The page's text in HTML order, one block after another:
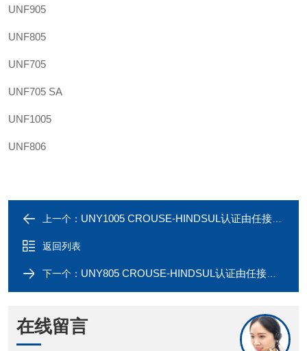
UNF905
UNF805
UNF705
UNF705 SA
UNF1005
UNF806
上一个： UNY1005 CROUSE-HINDSUL认证由任接头UNY1005SA 4英寸
返回列表
下一个： UNY805 CROUSE-HINDSUL认证由任接头UNY805SA
在线留言